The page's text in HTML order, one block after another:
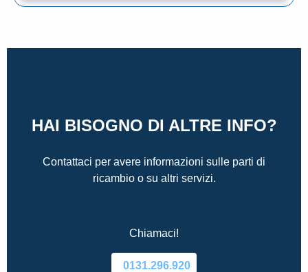
HAI BISOGNO DI ALTRE INFO?
Contattaci per avere informazioni sulle parti di
ricambio o su altri servizi.
Chiamaci!
0131.296.920